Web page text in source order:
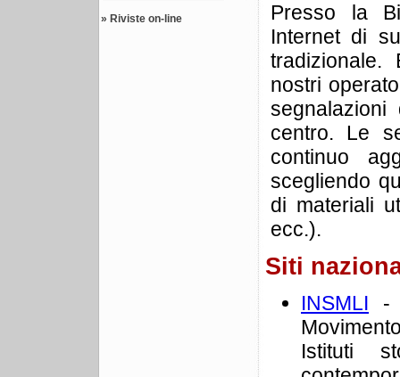
» Riviste on-line
Presso la
Internet di
nostri
centro. Le
continuo
scegliendo
di materiali
ecc.).
Siti
INSMLI -
Istituti